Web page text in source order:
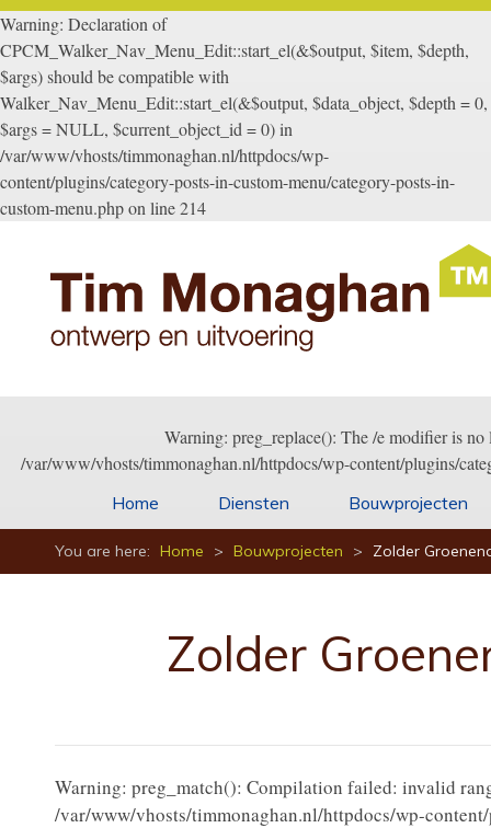
Warning: Declaration of
CPCM_Walker_Nav_Menu_Edit::start_el(&$output, $item, $depth,
$args) should be compatible with
Walker_Nav_Menu_Edit::start_el(&$output, $data_object, $depth = 0,
$args = NULL, $current_object_id = 0) in
/var/www/vhosts/timmonaghan.nl/httpdocs/wp-
content/plugins/category-posts-in-custom-menu/category-posts-in-
custom-menu.php on line 214
Warning: preg_replace(): The /e modifier is
/var/www/vhosts/timmonaghan.nl/httpdocs/wp-content/plugins/
Home Diensten Bouwprojecten
You are here: Home > Bouwprojecten > Zolder
Zolder
Warning: preg_match(): Compilation failed: invalid
/var/www/vhosts/timmonaghan.nl/httpdocs/wp-